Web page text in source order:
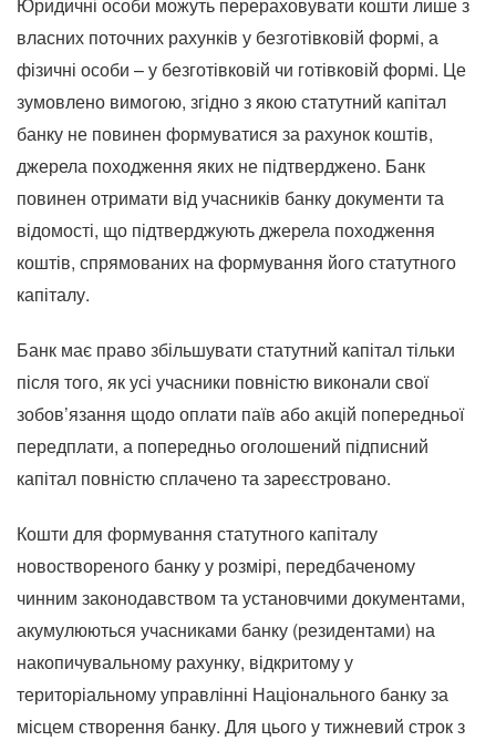
Юридичні особи можуть перераховувати кошти лише з
власних поточних рахунків у безготівковій формі, а
фізичні особи – у безготівковій чи готівковій формі. Це
зумовлено вимогою, згідно з якою статутний капітал
банку не повинен формуватися за рахунок коштів,
джерела походження яких не підтверджено. Банк
повинен отримати від учасників банку документи та
відомості, що підтверджують джерела походження
коштів, спрямованих на формування його статутного
капіталу.
Банк має право збільшувати статутний капітал тільки
після того, як усі учасники повністю виконали свої
зобов’язання щодо оплати паїв або акцій попередньої
передплати, а попередньо оголошений підписний
капітал повністю сплачено та зареєстровано.
Кошти для формування статутного капіталу
новоствореного банку у розмірі, передбаченому
чинним законодавством та установчими документами,
акумулюються учасниками банку (резидентами) на
накопичувальному рахунку, відкритому у
територіальному управлінні Національного банку за
місцем створення банку. Для цього у тижневий строк з